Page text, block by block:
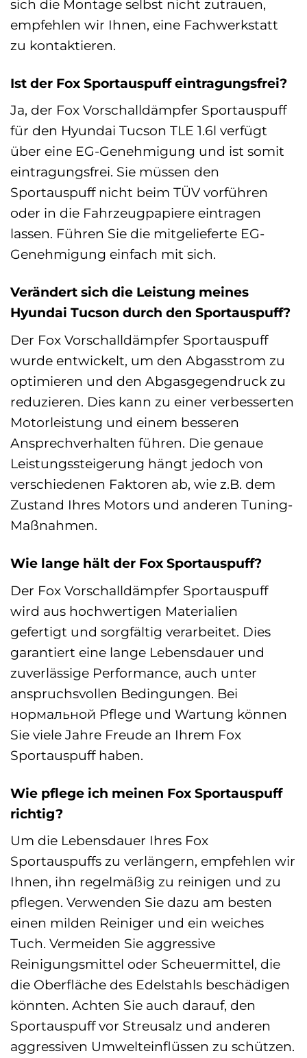
sich die Montage selbst nicht zutrauen,
empfehlen wir Ihnen, eine Fachwerkstatt
zu kontaktieren.
Ist der Fox Sportauspuff eintragungsfrei?
Ja, der Fox Vorschalldämpfer Sportauspuff
für den Hyundai Tucson TLE 1.6l verfügt
über eine EG-Genehmigung und ist somit
eintragungsfrei. Sie müssen den
Sportauspuff nicht beim TÜV vorführen
oder in die Fahrzeugpapiere eintragen
lassen. Führen Sie die mitgelieferte EG-
Genehmigung einfach mit sich.
Verändert sich die Leistung meines
Hyundai Tucson durch den Sportauspuff?
Der Fox Vorschalldämpfer Sportauspuff
wurde entwickelt, um den Abgasstrom zu
optimieren und den Abgasgegendruck zu
reduzieren. Dies kann zu einer verbesserten
Motorleistung und einem besseren
Ansprechverhalten führen. Die genaue
Leistungssteigerung hängt jedoch von
verschiedenen Faktoren ab, wie z.B. dem
Zustand Ihres Motors und anderen Tuning-
Maßnahmen.
Wie lange hält der Fox Sportauspuff?
Der Fox Vorschalldämpfer Sportauspuff
wird aus hochwertigen Materialien
gefertigt und sorgfältig verarbeitet. Dies
garantiert eine lange Lebensdauer und
zuverlässige Performance, auch unter
anspruchsvollen Bedingungen. Bei
нормальной Pflege und Wartung können
Sie viele Jahre Freude an Ihrem Fox
Sportauspuff haben.
Wie pflege ich meinen Fox Sportauspuff
richtig?
Um die Lebensdauer Ihres Fox
Sportauspuffs zu verlängern, empfehlen wir
Ihnen, ihn regelmäßig zu reinigen und zu
pflegen. Verwenden Sie dazu am besten
einen milden Reiniger und ein weiches
Tuch. Vermeiden Sie aggressive
Reinigungsmittel oder Scheuermittel, die
die Oberfläche des Edelstahls beschädigen
könnten. Achten Sie auch darauf, den
Sportauspuff vor Streusalz und anderen
aggressiven Umwelteinflüssen zu schützen.